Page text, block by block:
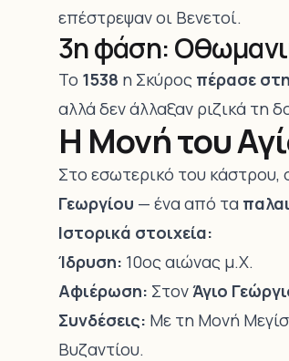
επέστρεψαν οι Βενετοί.
3η φάση:
Το 1538 η Σκύρος πέρασε
αλλά δεν άλλαξαν ριζικά τη
Η Μονή του
Στο εσωτερικό του κάστρου,
Γεωργίου — ένα από τα
Ιστορικά στοιχεία:
Ίδρυση: 10ος αιώνας μ.Χ.
Αφιέρωση: ΣτονΆγιο
Συνδέσεις: Με τη Μονή
Βυζαντίου.